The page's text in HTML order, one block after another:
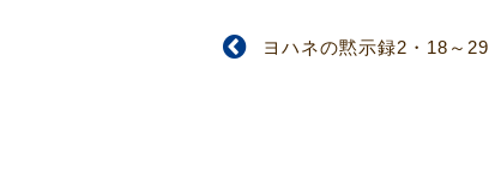
ヨハネの黙示録2・18～29